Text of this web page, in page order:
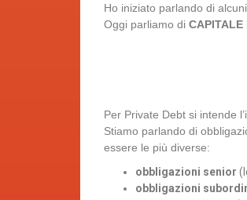
Ho iniziato parlando di
Oggi parliamo di CAPITALE
Per Private Debt si intende
Stiamo parlando di
essere le più diverse:
obbligazioni senior
obbligazioni